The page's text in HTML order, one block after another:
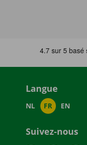
Langue
NL FR EN
Suivez-nous